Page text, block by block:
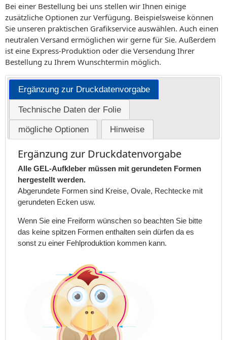
Bei einer Bestellung bei uns stellen wir Ihnen einige
zusätzliche Optionen zur Verfügung. Beispielsweise können
Sie unseren praktischen Grafikservice auswählen. Auch einen
neutralen Versand ermöglichen wir gerne für Sie. Außerdem
ist eine Express-Produktion oder die Versendung Ihrer
Bestellung zu Ihrem Wunschtermin möglich.
Ergänzung zur Druckdatenvorgabe
Technische Daten der Folie
mögliche Optionen Hinweise
Ergänzung zur Druckdatenvorgabe
Alle GEL-Aufkleber müssen mit gerundeten Formen
hergestellt werden.
Abgerundete Formen sind Kreise, Ovale, Rechtecke mit
gerundeten Ecken usw.
Wenn Sie eine Freiform wünschen so beachten Sie bitte
das keine spitzen Formen enthalten sein dürfen da es
sonst zu einer Fehlproduktion kommen kann.